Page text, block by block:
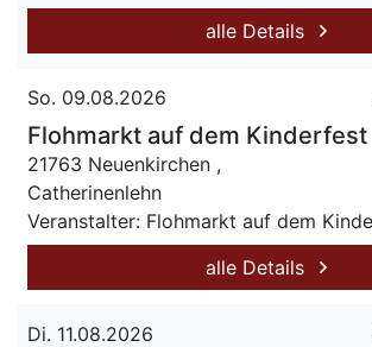
alle Details
So. 09.08.2026
Flohmarkt auf dem Kinderfest
21763 Neuenkirchen ,
Catherinenlehn
Veranstalter: Flohmarkt auf dem
alle Details
Di. 11.08.2026